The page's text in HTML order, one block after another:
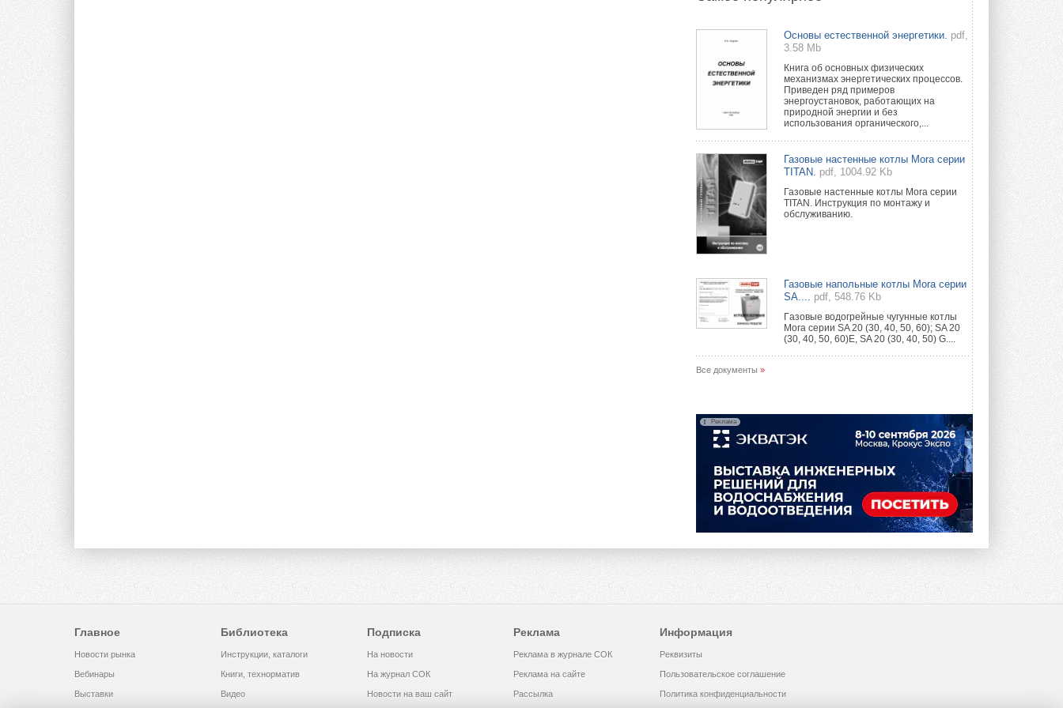
новую производственную
площадку
Открытие нового завода состоялось
сегодня в Мытищах ...
29 ИЮЛЯ 2026
Stiebel Eltron — спонсирует
международные соревнования
25 спортсменов, выступающих в
прыжках с трамплина и лыжном
двоеборье на международных ...
29 ИЮЛЯ 2026
Новый фирменный магазин
Токио — лидер по
интенсивности использования
кондиционеров
Данные получены в ходе очередного
опроса Daikin о восприятии жары ...
валидацию NVIDIA для ИИ-дата-
Компания становится официальным
партнёром NVIDIA по системам ...
В Великобритании предлагают
сделать кондиционирование
обязательным для новостроек
Либеральные демократы внесли
В Подмосковье запустят
производство холодильной
техники и теплообменного
Ридан объявил о старте продаж
автоматического
Основы естественной энергетики. pdf,
3.58 Mb
Книга об основных физических
механизмах энергетических процессов.
Приведен ряд примеров
энергоустановок, работающих на
природной энергии и без
использования органического,...
Газовые настенные котлы Mora серии
TITAN. pdf, 1004.92 Kb
Газовые настенные котлы Mora серии
TITAN. Инструкция по монтажу и
обслуживанию.
Газовые напольные котлы Mora серии
SA....
pdf, 548.76 Kb
Гaзовые водогрeйные чугунные котлы
Mora серии SA 20 (30, 40, 50, 60); SA 20
(30, 40, 50, 60)E, SA 20 (30, 40, 50) G....
Все документы »
Реклама
Главное
Новости рынка
Вебинары
Выставки
Библиотека
Инструкции, каталоги
Книги, технорматив
Видео
Подписка
На новости
На журнал СОК
Новости на ваш сайт
Реклама
Реклама в журнале СОК
Реклама на сайте
Рассылка
Информация
Реквизиты
Пользовательское соглашение
Политика конфиденциальности